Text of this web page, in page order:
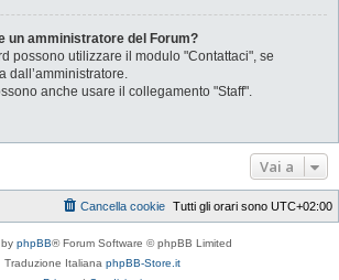
un amministratore del Forum?
possono utilizzare il modulo "Contattaci", se
dall’amministratore.
anche usare il collegamento "Staff".
Vai a
Tutti gli orari sono UTC+02:00
Cancella cookie
phpBB® Forum Software © phpBB Limited
Traduzione Italiana phpBB-Store.it